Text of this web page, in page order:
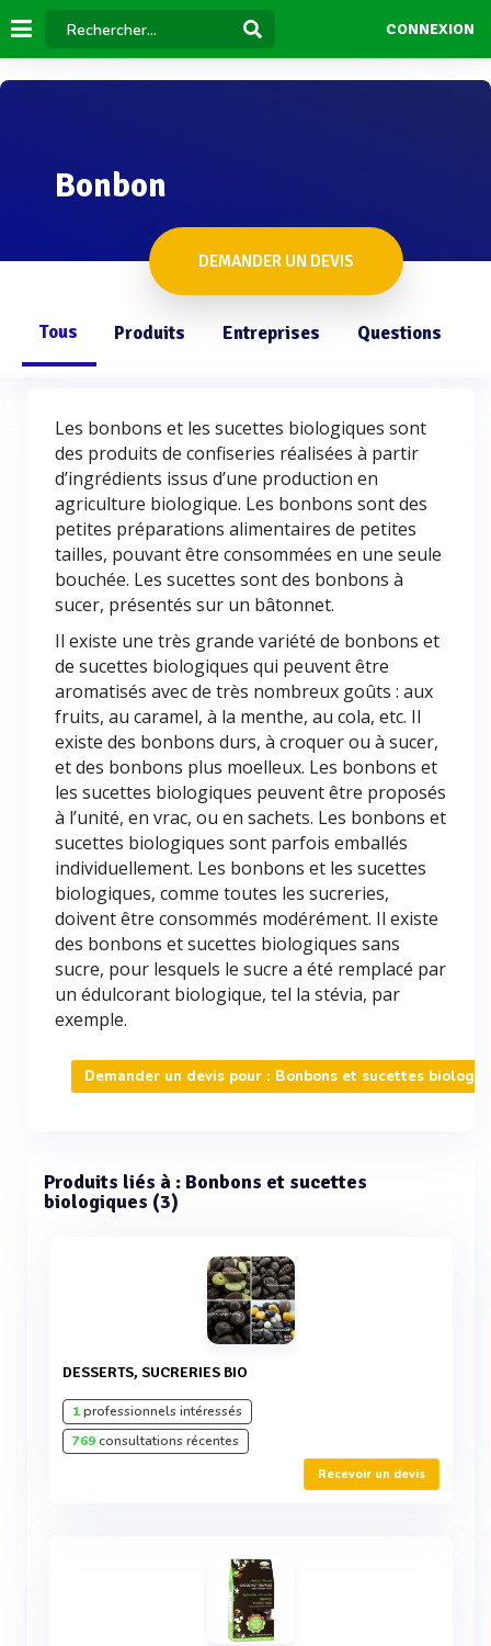
CONNEXION
Bonbon
DEMANDER UN DEVIS
Tous Produits Entreprises Questions
Les bonbons et les sucettes biologiques sont
des produits de confiseries réalisées à partir
d’ingrédients issus d’une production en
agriculture biologique. Les bonbons sont des
petites préparations alimentaires de petites
tailles, pouvant être consommées en une seule
bouchée. Les sucettes sont des bonbons à
sucer, présentés sur un bâtonnet.
Il existe une très grande variété de bonbons et
de sucettes biologiques qui peuvent être
aromatisés avec de très nombreux goûts : aux
fruits, au caramel, à la menthe, au cola, etc. Il
existe des bonbons durs, à croquer ou à sucer,
et des bonbons plus moelleux. Les bonbons et
les sucettes biologiques peuvent être proposés
à l’unité, en vrac, ou en sachets. Les bonbons et
sucettes biologiques sont parfois emballés
individuellement. Les bonbons et les sucettes
biologiques, comme toutes les sucreries,
doivent être consommés modérément. Il existe
des bonbons et sucettes biologiques sans
sucre, pour lesquels le sucre a été remplacé par
un édulcorant biologique, tel la stévia, par
exemple.
Demander un devis pour : Bonbons et sucettes
Produits liés à : Bonbons et sucettes
biologiques (3)
DESSERTS, SUCRERIES BIO
1professionnels intéressés
769consultations récentes
Recevoir un devis